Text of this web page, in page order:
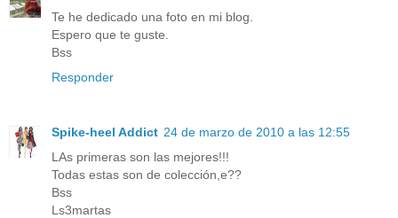
Te he dedicado una foto en mi blog.
Espero que te guste.
Bss
Responder
Spike-heel Addict 24 de marzo de 2010 a las 12:55
LAs primeras son las mejores!!!
Todas estas son de colección,e??
Bss
Ls3martas